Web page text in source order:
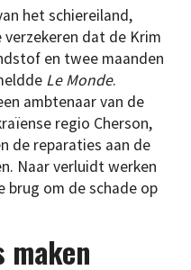
het schiereiland,
dat de Krim
en twee maanden
Le Monde.
ambtenaar van de
regio Cherson,
de reparaties aan de
Naar verluidt werken
brug om de schade op
maken